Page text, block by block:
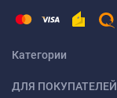
Категории
ДЛЯ ПОКУПАТЕЛЕЙ